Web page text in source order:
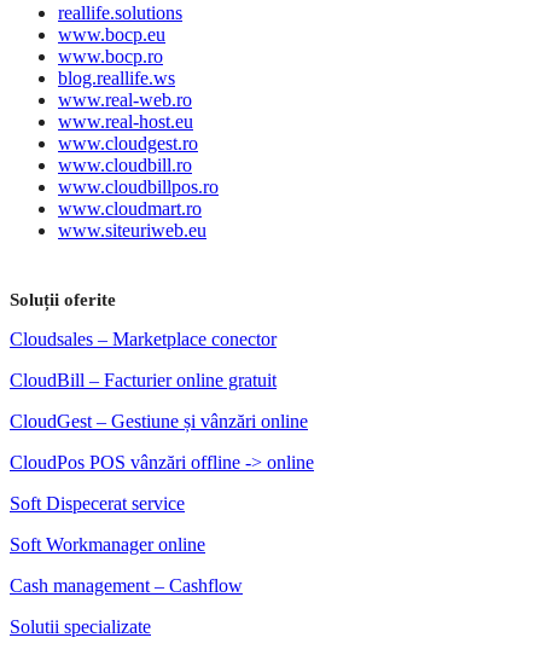
reallife.solutions
www.bocp.eu
www.bocp.ro
blog.reallife.ws
www.real-web.ro
www.real-host.eu
www.cloudgest.ro
www.cloudbill.ro
www.cloudbillpos.ro
www.cloudmart.ro
www.siteuriweb.eu
Soluții oferite
Cloudsales – Marketplace conector
CloudBill – Facturier online gratuit
CloudGest – Gestiune și vânzări online
CloudPos POS vânzări offline -> online
Soft Dispecerat service
Soft Workmanager online
Cash management – Cashflow
Solutii specializate